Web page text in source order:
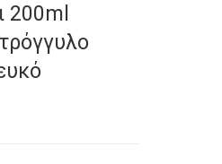
200ml